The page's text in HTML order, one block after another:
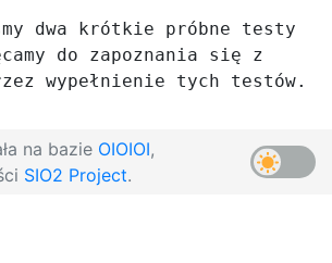
dwa krótkie próbne testy
do zapoznania się z
wypełnienie tych testów.
na bazie OIOIOI,
SIO2 Project.